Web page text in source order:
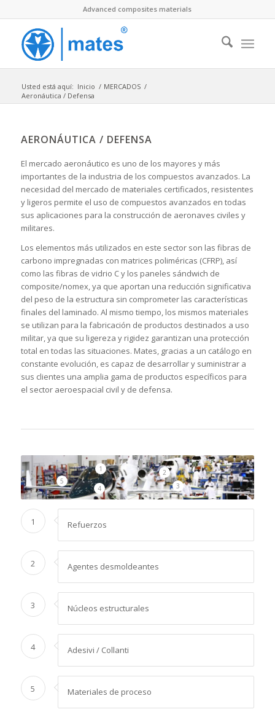
Advanced composites materials
Usted está aquí: Inicio / MERCADOS /
Aeronáutica / Defensa
AERONÁUTICA / DEFENSA
El mercado aeronáutico es uno de los mayores y más
importantes de la industria de los compuestos avanzados. La
necesidad del mercado de materiales certificados, resistentes
y ligeros permite el uso de compuestos avanzados en todas
sus aplicaciones para la construcción de aeronaves civiles y
militares.
Los elementos más utilizados en este sector son las fibras de
carbono impregnadas con matrices poliméricas (CFRP), así
como las fibras de vidrio C y los paneles sándwich de
composite/nomex, ya que aportan una reducción significativa
del peso de la estructura sin comprometer las características
finales del laminado. Al mismo tiempo, los mismos materiales
se utilizan para la fabricación de productos destinados a uso
militar, ya que su ligereza y rigidez garantizan una protección
total en todas las situaciones. Mates, gracias a un catálogo en
constante evolución, es capaz de desarrollar y suministrar a
sus clientes una amplia gama de productos específicos para
el sector aeroespacial civil y de defensa.
1
2
3
4
5
1 Refuerzos
2 Agentes desmoldeantes
3 Núcleos estructurales
4 Adesivi / Collanti
5 Materiales de proceso